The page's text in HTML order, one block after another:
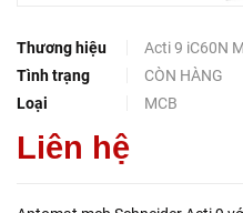
Thương hiệu
Acti 9 iC60N
Tình trạng
CÒN HÀNG
Loại
MCB
Liên hệ